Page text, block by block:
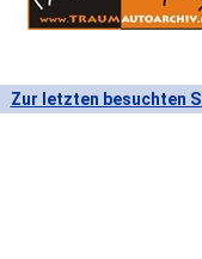
Zur letzten besuchten